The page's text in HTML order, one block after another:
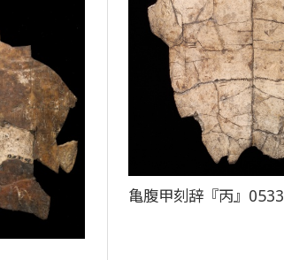
亀腹甲刻辞『丙』0533